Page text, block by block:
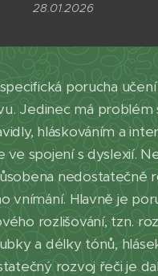
28.01.2026
porucha
Jedinec má problém
hláskováním a
ve spojení s dyslexií.
nedostatečně
vnímání. Hlavně je
rozlišování, tzn.
a délky tónů,
rozvoj řeči je